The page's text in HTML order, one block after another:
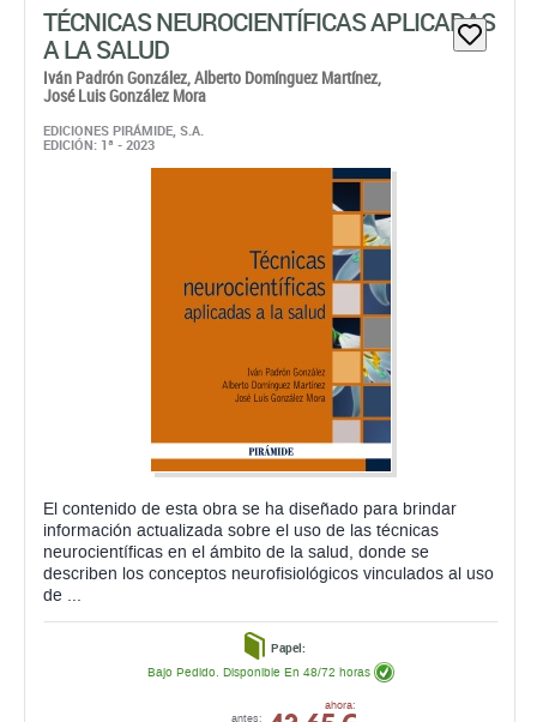
EDICIONES PIRÁMIDE, S.A.
EDICIÓN: 1ª - 2023
El contenido de esta obra se ha diseñado para brindar
información actualizada sobre el uso de las técnicas
neurocientíficas en el ámbito de la salud, donde se
describen los conceptos neurofisiológicos vinculados al uso
Papel:
ahora:
43,65 €
Bajo Pedido. Disponible En 48/72 horas
comprar